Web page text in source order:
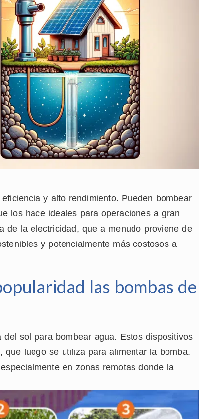
y alto rendimiento. Pueden bombear
los hace ideales para operaciones a gran
de la electricidad, que a menudo proviene de
y potencialmente más costosos a
las bombas de
sol para bombear agua. Estos dispositivos
luego se utiliza para alimentar la bomba.
en zonas remotas donde la